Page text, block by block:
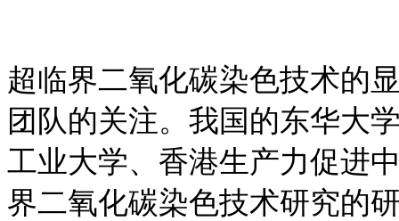
超临界二氧化碳染色技术的
团队的关注。我国的东华大
工业大学、香港生产力促进
界二氧化碳染色技术研究的